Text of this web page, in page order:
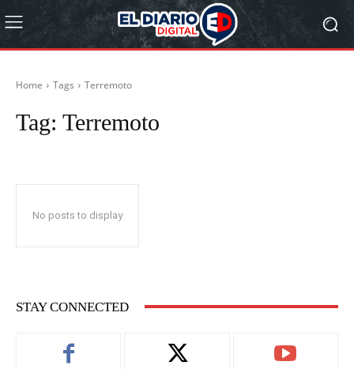
Home Tags Terremoto
Tag: Terremoto
No posts to display
STAY CONNECTED